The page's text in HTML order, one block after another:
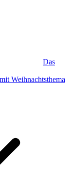
Das
Weihnachtsthema